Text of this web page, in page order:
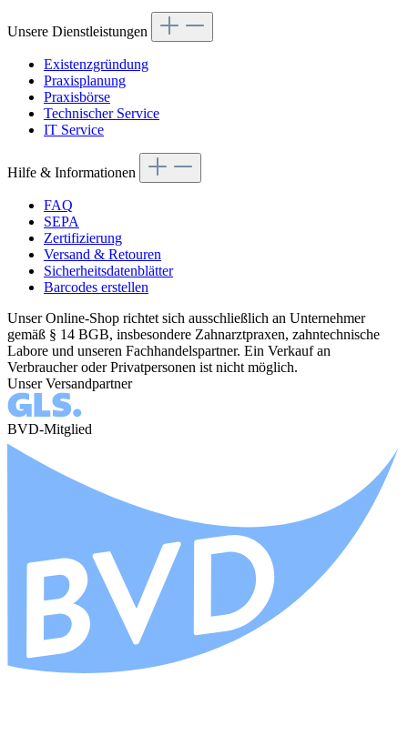
Unsere Dienstleistungen
Existenzgründung
Praxisplanung
Praxisbörse
Technischer Service
IT Service
Hilfe & Informationen
FAQ
SEPA
Zertifizierung
Versand & Retouren
Sicherheitsdatenblätter
Barcodes erstellen
Unser Online-Shop richtet sich ausschließlich an Unternehmer
gemäß § 14 BGB, insbesondere Zahnarztpraxen, zahntechnische
Labore und unseren Fachhandelspartner. Ein Verkauf an
Verbraucher oder Privatpersonen ist nicht möglich.
Unser Versandpartner
BVD-Mitglied